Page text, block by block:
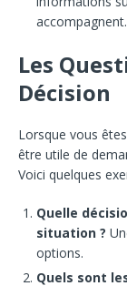
accompagnent.
Les
Décision
Lorsque vous
être utile de
Voici quelques
Quelle
situation ?
options.
Quels sont